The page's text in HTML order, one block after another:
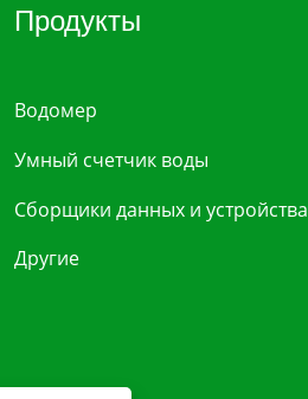
Продукты
Водомер
Умный счетчик воды
Сборщики данных и устройства
Другие